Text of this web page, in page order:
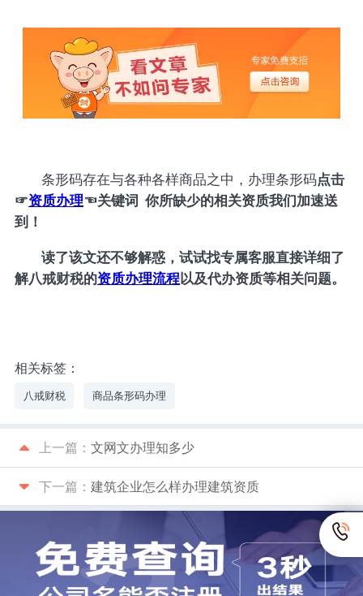
条形码存在与各种各样商品之中，办理条形码点击
☞资质办理☜关键词 你所缺少的相关资质我们加速送
到！
读了该文还不够解惑，试试找专属客服直接详细了
解八戒财税的资质办理流程以及代办资质等相关问题。
相关标签：
八戒财税 商品条形码办理
上一篇： 文网文办理知多少
下一篇： 建筑企业怎么样办理建筑资质